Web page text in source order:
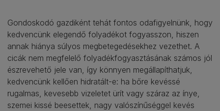
Gondoskodó gazdiként tehát fontos odafigyelnünk, hogy
kedvencünk elegendő folyadékot fogyasszon, hiszen
annak hiánya súlyos megbetegedésekhez vezethet. A
cicák nem megfelelő folyadékfogyasztásának számos jól
észrevehető jele van, így könnyen megállapíthatjuk,
kedvencünk kellően hidratált-e: ha bőre kevéssé
rugalmas, kevesebb vizeletet ürít vagy száraz az ínye,
szemei kissé beesettek, nagy valószínűséggel kevés